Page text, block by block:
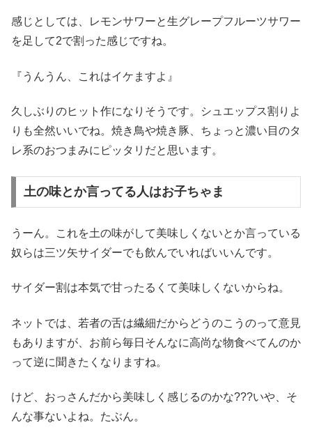
感じとしては、レモンサワーと生グレープフルーツサワー
を足して2で割った感じですね。
『うんうん、これはイケますよ』
久しぶりのヒット作になりそうです。シュエップス割りよ
りも全然いいでね。焼き鳥や焼き豚、ちょっと濃い目のタ
レ系のおつまみにピッタリだと思います。
土の味とか言ってる人はお子ちゃま
うーん。これを土の味がして美味しくないとか言っている
奴らは三ツ矢サイダーでも飲んでいればいいんです。
サイダー割は本気で甘ったるくて美味しくないからね。
ネットでは、若者の舌は繊細だからどうのこうのって意見
もありますが、お前ら毎日そんなに高尚な物食べてんのか
って逆に聞きたくなりますね。
けど、おっさんだから美味しく感じるのかな???いや、そ
んな事ないよね。たぶん。